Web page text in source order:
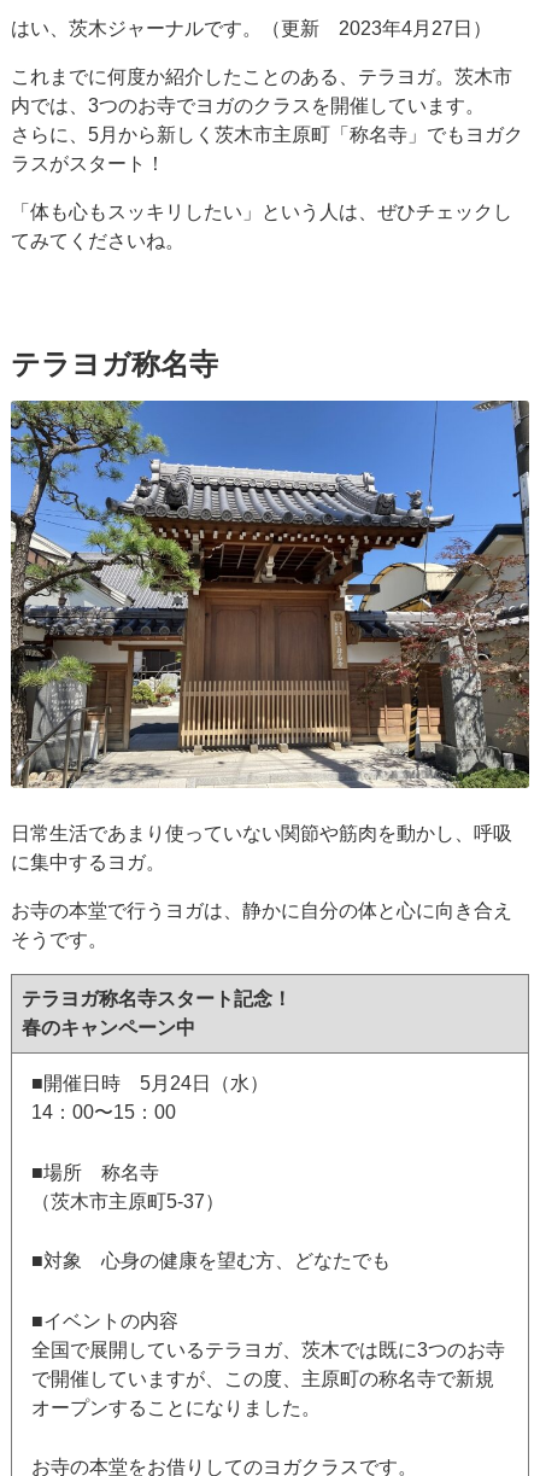
はい、茨木ジャーナルです。（更新 2023年4月27日）
これまでに何度か紹介したことのある、テラヨガ。茨木市
内では、3つのお寺でヨガのクラスを開催しています。
さらに、5月から新しく茨木市主原町「称名寺」でもヨガク
ラスがスタート！
「体も心もスッキリしたい」という人は、ぜひチェックし
てみてくださいね。
テラヨガ称名寺
日常生活であまり使っていない関節や筋肉を動かし、呼吸
に集中するヨガ。
お寺の本堂で行うヨガは、静かに自分の体と心に向き合え
そうです。
テラヨガ称名寺スタート記念！
春のキャンペーン中
■開催日時 5月24日（水）
14：00〜15：00
■場所 称名寺
（茨木市主原町5-37）
■対象 心身の健康を望む方、どなたでも
■イベントの内容
全国で展開しているテラヨガ、茨木では既に3つのお寺
で開催していますが、この度、主原町の称名寺で新規
オープンすることになりました。
お寺の本堂をお借りしてのヨガクラスです。